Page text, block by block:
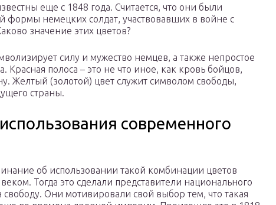
еще с 1848 года. Считается, что они были
формы немецких солдат, участвовавших в войне с
значение этих цветов?
силу и мужество немцев, а также непростое
Красная полоса – это не что иное, как кровь бойцов,
Желтый (золотой) цвет служит символом свободы,
страны.
современного
об использовании такой комбинации цветов
Тогда это сделали представители национального
свободу. Они мотивировали свой выбор тем, что такая